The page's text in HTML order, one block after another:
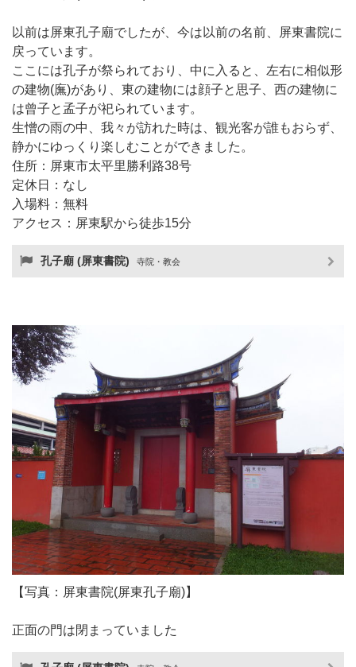
以前は屏東孔子廟でしたが、今は以前の名前、屏東書院に
戻っています。
ここには孔子が祭られており、中に入ると、左右に相似形
の建物(廡)があり、東の建物には顔子と思子、西の建物に
は曾子と孟子が祀られています。
生憎の雨の中、我々が訪れた時は、観光客が誰もおらず、
静かにゆっくり楽しむことができました。
住所：屏東市太平里勝利路38号
定休日：なし
入場料：無料
アクセス：屏東駅から徒歩15分
孔子廟 (屏東書院) 寺院・教会
【写真：屏東書院(屏東孔子廟)】
正面の門は閉まっていました